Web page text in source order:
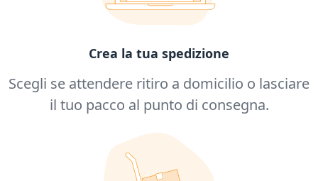
Crea la tua spedizione
Scegli se attendere ritiro a domicilio o lasciare
il tuo pacco al punto di consegna.